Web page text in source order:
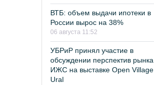
ВТБ: объем выдачи ипотеки в
России вырос на 38%
06 августа 11:52
УБРиР принял участие в
обсуждении перспектив рынка
ИЖС на выставке Open Village
Ural